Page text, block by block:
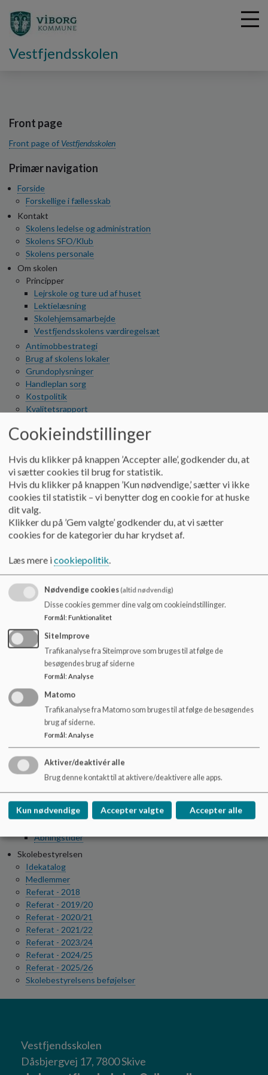
Vestfjendsskolen
Front page
Front page of Vestfjendsskolen
Primær navigation
Forside
Forskellige i fællesskab
Kontakt
Skolens ledelse og administration
Skolens SFO/Klub
Skolens personale
Om skolen
Principper
Lejrskole og ture ud af huset
Lektielæsning
Skolehjemsamarbejde
Vestfjendsskolens værdiregelsæt
Antimobbestrategi
Brug af skolens lokaler
Grundoplysninger
Handleplan sorg
Kostpolitik
Kvalitetsrapport
Resultater og nøgletal
Undervisningsmiljøvurdering
Information
Ferieplan
Indbetaling
SSP
Skolens ringetider
Skolepsykolog
TOPI
Tandpleje
Busplaner
Indmeld dit barn på skolen
Socialråder på skole
Undervisning
Handleplan for læsning
Kompetancecenter
Læring, studetid og hjemmearb.
Skolestart
Folder skolestart
UU-vejledning
Praktisk info
SFO i Viborg kommune
Ind- og udmelding
SFO/Klub
Ind- og udmeldelse
Praktisk info
Åbningstider
Skolebestyrelsen
Idekatalog
Medlemmer
Referat - 2018
Referat - 2019/20
Referat - 2020/21
Referat - 2021/22
Referat - 2023/24
Referat - 2024/25
Referat - 2025/26
Skolebestyrelsens beføjelser
Vestfjendsskolen
Dåsbjergvej 17, 7800 Skive
Cookieindstillinger
Hvis du klikker på knappen ’Accepter alle’, godkender du, at
vi sætter cookies til brug for statistik.
Hvis du klikker på knappen ’Kun nødvendige,’ sætter vi ikke
cookies til statistik – vi benytter dog en cookie for at huske
dit valg.
Klikker du på ’Gem valgte’ godkender du, at vi sætter
cookies for de kategorier du har krydset af.
Læs mere icookiepolitik.
Nødvendige cookies(altid nødvendig)
Disse cookies gemmer dine valg om cookieindstillinger.
Formål: Funktionalitet
SiteImprove
Trafikanalyse fra Siteimprove som bruges til at følge de
besøgendes brug af siderne
Formål: Analyse
Matomo
Trafikanalyse fra Matomo som bruges til at følge de besøgendes
brug af siderne.
Formål: Analyse
Aktiver/deaktivér alle
Brug denne kontakt til at aktivere/deaktivere alle apps.
Kun nødvendige Accepter valgte Accepter alle